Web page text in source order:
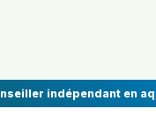
indépendant en